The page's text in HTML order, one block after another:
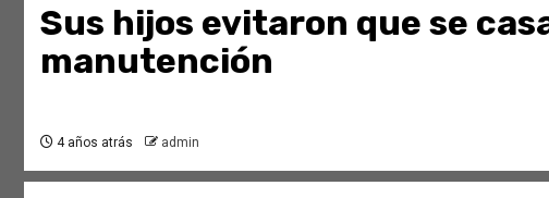
Sus hijos evitaron que se
manutención
4 años atrás admin